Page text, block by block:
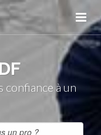
confiance à un